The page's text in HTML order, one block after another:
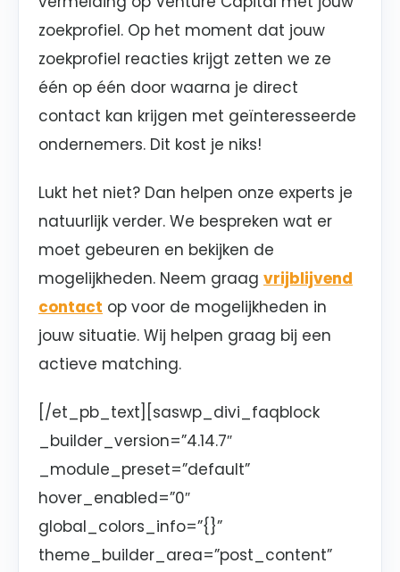
zoekprofiel. Op het moment dat jouw
zoekprofiel reacties krijgt zetten we ze
één op één door waarna je direct
contact kan krijgen met geïnteresseerde
ondernemers. Dit kost je niks!
Lukt het niet? Dan helpen onze experts je
natuurlijk verder. We bespreken wat er
moet gebeuren en bekijken de
mogelijkheden. Neem graag vrijblijvend
contact op voor de mogelijkheden in
jouw situatie. Wij helpen graag bij een
actieve matching.
[/et_pb_text][saswp_divi_faqblock
_builder_version=”4.14.7″
_module_preset=”default”
hover_enabled=”0″
global_colors_info=”{}”
theme_builder_area=”post_content”